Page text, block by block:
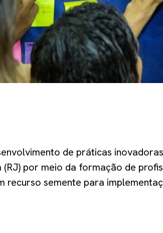
de práticas
por meio da formação de
recurso semente para